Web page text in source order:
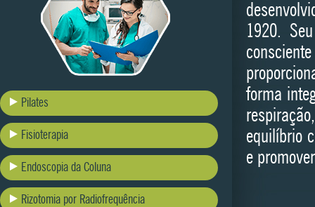
Pilates
Fisioterapia
Endoscopia da Coluna
Rizotomia por Radiofrequência
1920.
forma
equilíbrio
e